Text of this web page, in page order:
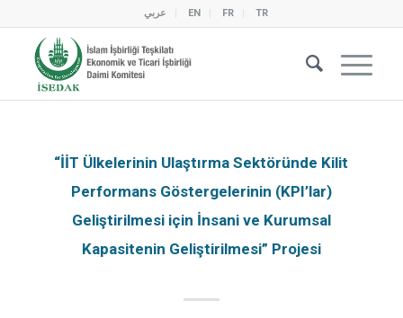
عربي EN FR TR
“İİT Ülkelerinin Ulaştırma Sektöründe Kilit
Performans Göstergelerinin (KPI’lar)
Geliştirilmesi için İnsani ve Kurumsal
Kapasitenin Geliştirilmesi” Projesi